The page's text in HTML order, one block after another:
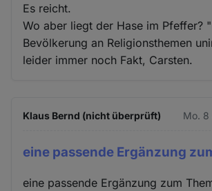
Es reicht.
Wo aber liegt der Hase im Pfeffer?
Bevölkerung an Religionsthemen
leider immer noch Fakt, Carsten.
Klaus Bernd (nicht überprüft) Mo. 8
eine passende Ergänzung
eine passende Ergänzung zum